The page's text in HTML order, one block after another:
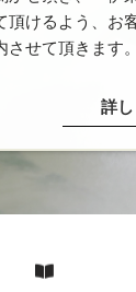
かせ頂き、「伊
頂けるよう、お